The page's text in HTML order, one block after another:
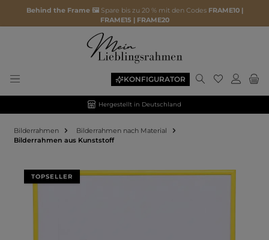
Behind the Frame 🖼️ Spare bis zu 20 % mit den Codes FRAME10 |
FRAME15 | FRAME20
KONFIGURATOR
Hergestellt in Deutschland
Bilderrahmen
Bilderrahmen nach Material
Bilderrahmen aus Kunststoff
Bildergalerie überspringen
TOPSELLER